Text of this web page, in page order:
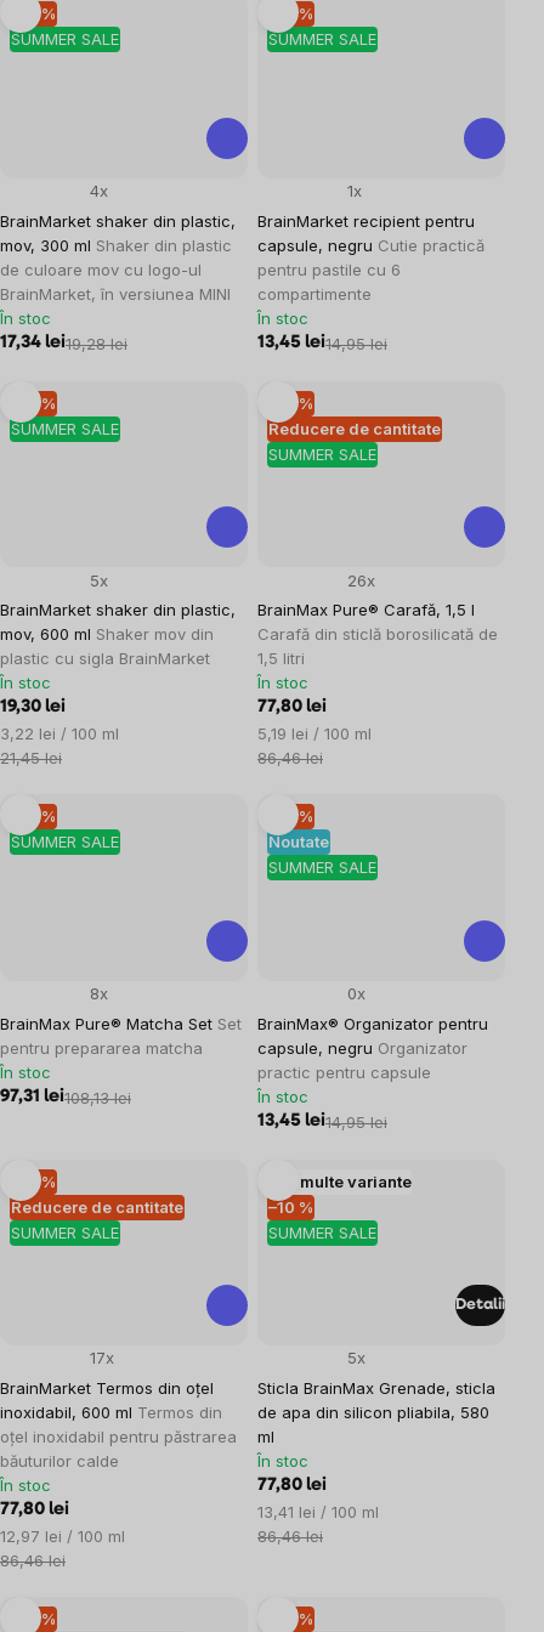
SUMMER SALE
–10 %
BrainMarket shaker din plastic,
mov, 300 ml Shaker din plastic
de culoare mov cu logo-ul
BrainMarket, în versiunea MINI
4x
În stoc
17,34 lei19,28 lei
SUMMER SALE
–10 %
BrainMarket recipient pentru
capsule, negru Cutie practică
pentru pastile cu 6
compartimente
1x
În stoc
13,45 lei14,95 lei
SUMMER SALE
–10 %
BrainMarket shaker din plastic,
mov, 600 ml Shaker mov din
plastic cu sigla BrainMarket
5x
În stoc
19,30 lei
Evaluare
preţ:
3,22 lei / 100 ml
21,45 lei
Reducere de cantitate
SUMMER SALE
–10 %
BrainMax Pure® Carafă, 1,5 l
Carafă din sticlă borosilicată de
1,5 litri
26x
În stoc
77,80 lei
Evaluare
preţ:
5,19 lei / 100 ml
86,46 lei
SUMMER SALE
–10 %
BrainMax Pure® Matcha Set Set
pentru prepararea matcha
8x
În stoc
97,31 lei108,13 lei
Noutate
SUMMER SALE
–10 %
BrainMax® Organizator pentru
capsule, negru Organizator
practic pentru capsule
0x
În stoc
13,45 lei14,95 lei
Reducere de cantitate
SUMMER SALE
–10 %
BrainMarket Termos din oțel
inoxidabil, 600 ml Termos din
oțel inoxidabil pentru păstrarea
băuturilor calde
17x
În stoc
77,80 lei
Evaluare
preţ:
12,97 lei / 100 ml
86,46 lei
SUMMER SALE
–10 %
Mai multe variante
Sticla BrainMax Grenade, sticla
de apa din silicon pliabila, 580
ml
5x
În stoc
77,80 lei
Evaluare
preţ:
13,41 lei / 100 ml
86,46 lei
Detalii
–10 % –10 %